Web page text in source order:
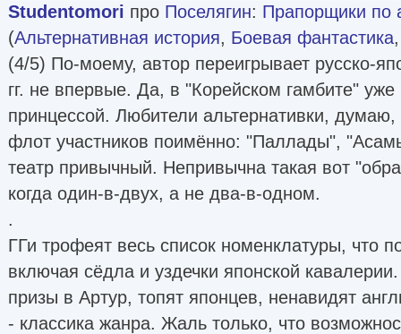
Studentomori про Поселягин: Прапорщики по
(Альтернативная история, Боевая фантастика
(4/5) По-моему, автор переигрывает русско-
гг. не впервые. Да, в "Корейском гамбите"
принцессой. Любители альтернативки, думаю,
флот участников поимённо: "Паллады",
театр привычный. Непривычна такая вот
когда один-в-двух, а не два-в-одном.
.
ГГи трофеят весь список номенклатуры, что
включая сёдла и уздечки японской
призы в Артур, топят японцев, ненавидят
- классика жанра. Жаль только, что